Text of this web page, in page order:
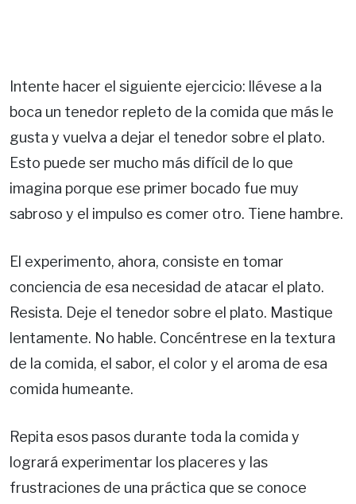
Intente hacer el siguiente ejercicio: llévese a la
boca un tenedor repleto de la comida que más le
gusta y vuelva a dejar el tenedor sobre el plato.
Esto puede ser mucho más difícil de lo que
imagina porque ese primer bocado fue muy
sabroso y el impulso es comer otro. Tiene hambre.
El experimento, ahora, consiste en tomar
conciencia de esa necesidad de atacar el plato.
Resista. Deje el tenedor sobre el plato. Mastique
lentamente. No hable. Concéntrese en la textura
de la comida, el sabor, el color y el aroma de esa
comida humeante.
Repita esos pasos durante toda la comida y
logrará experimentar los placeres y las
frustraciones de una práctica que se conoce